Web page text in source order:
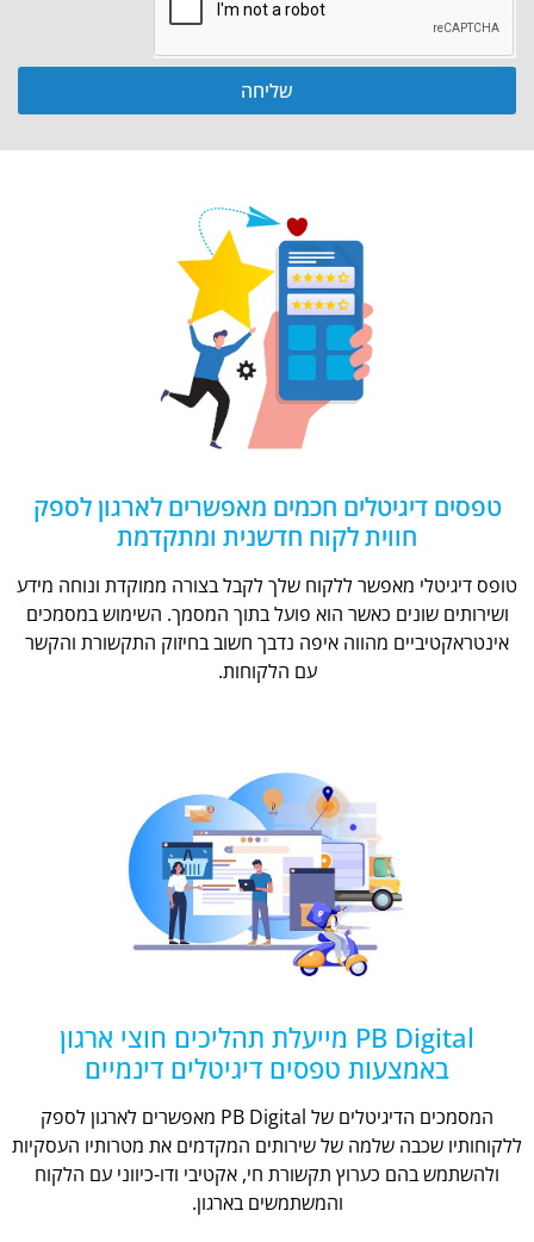
שליחה
טפסים דיגיטלים חכמים מאפשרים לארגון לספק
חווית לקוח חדשנית ומתקדמת
טופס דיגיטלי מאפשר ללקוח שלך לקבל בצורה ממוקדת ונוחה מידע
ושירותים שונים כאשר הוא פועל בתוך המסמך. השימוש במסמכים
אינטראקטיביים מהווה איפה נדבך חשוב בחיזוק התקשורת והקשר
עם הלקוחות.
PB Digital מייעלת תהליכים חוצי ארגון
באמצעות טפסים דיגיטלים דינמיים
המסמכים הדיגיטלים של PB Digital מאפשרים לארגון לספק
ללקוחותיו שכבה שלמה של שירותים המקדמים את מטרותיו העסקיות
ולהשתמש בהם כערוץ תקשורת חי, אקטיבי ודו-כיווני עם הלקוח
והמשתמשים בארגון.